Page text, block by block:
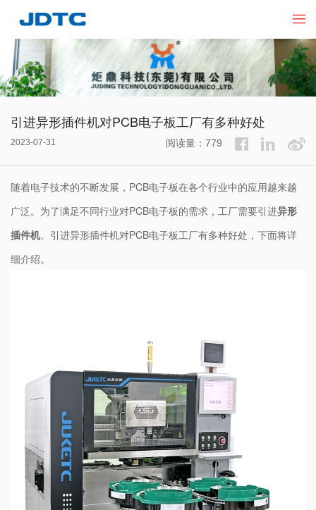
引进异形插件机对PCB电子板工厂有多种好处
2023-07-31 阅读量：779
随着电子技术的不断发展，PCB电子板在各个行业中的应用越来越
广泛。为了满足不同行业对PCB电子板的需求，工厂需要引进异形
插件机。引进异形插件机对PCB电子板工厂有多种好处，下面将详
细介绍。